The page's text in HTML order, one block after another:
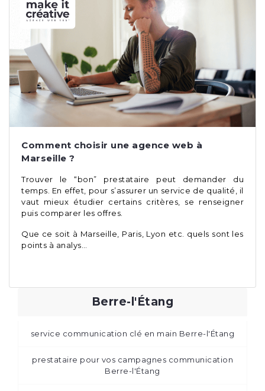
Comment choisir une agence web à
Marseille ?
Trouver le “bon” prestataire peut demander du
temps. En effet, pour s’assurer un service de qualité, il
vaut mieux étudier certains critères, se renseigner
puis comparer les offres.
Que ce soit à Marseille, Paris, Lyon etc. quels sont les
points à analys…
Berre-l'Étang
service communication clé en main Berre-l'Étang
prestataire pour vos campagnes communication
Berre-l'Étang